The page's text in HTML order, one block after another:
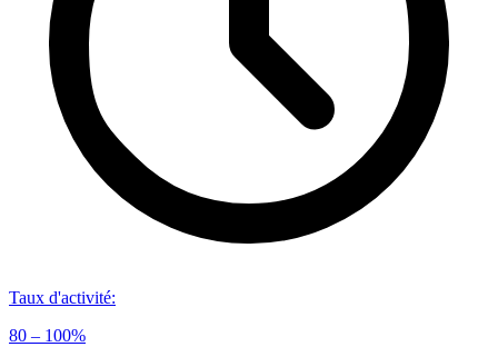
Taux d'activité:
80 – 100%